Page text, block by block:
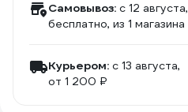
Самовывоз: c 12 августа,
бесплатно, из 1 магазина
Курьером: c 13 августа,
от 1 200 ₽